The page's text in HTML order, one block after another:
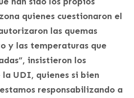
quienes cuestionaron el
las quemas
y las temperaturas que
insistieron los
UDI, quienes si bien
responsabilizando a